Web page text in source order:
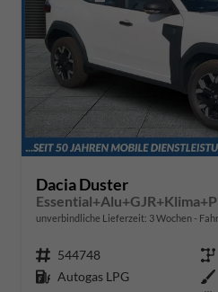
Dacia Duster
unverbindliche Lieferzeit: 3 Wochen
Fahrzeugnr. 544748 Getriebe
Kraftstoff Autogas LPG Außenfarbe